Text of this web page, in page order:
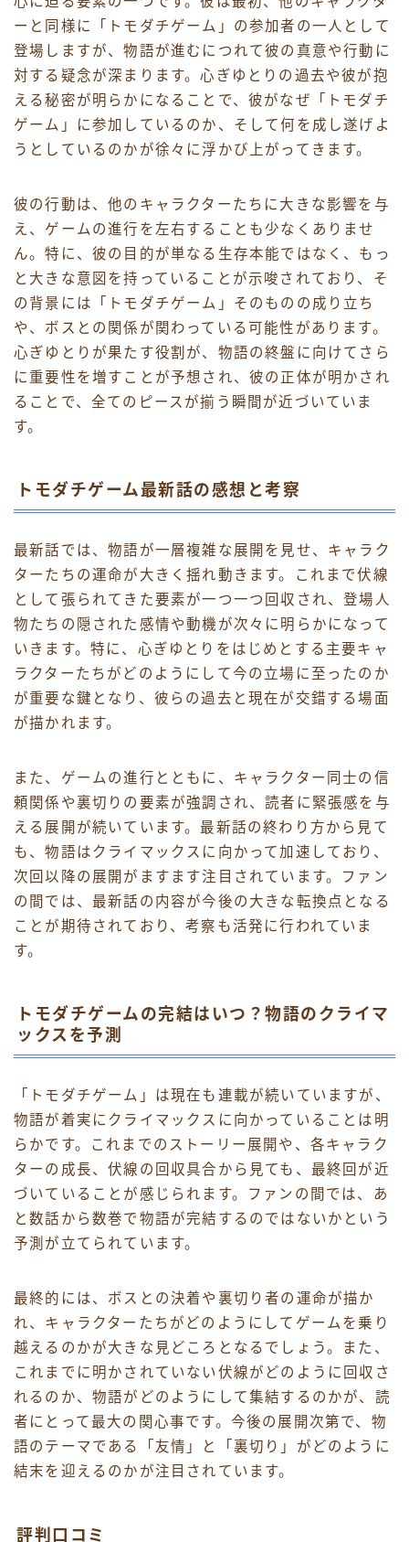
ーと同様に「トモダチゲーム」の参加者の一人として
登場しますが、物語が進むにつれて彼の真意や行動に
対する疑念が深まります。心ぎゆとりの過去や彼が抱
える秘密が明らかになることで、彼がなぜ「トモダチ
ゲーム」に参加しているのか、そして何を成し遂げよ
うとしているのかが徐々に浮かび上がってきます。
彼の行動は、他のキャラクターたちに大きな影響を与
え、ゲームの進行を左右することも少なくありませ
ん。特に、彼の目的が単なる生存本能ではなく、もっ
と大きな意図を持っていることが示唆されており、そ
の背景には「トモダチゲーム」そのものの成り立ち
や、ボスとの関係が関わっている可能性があります。
心ぎゆとりが果たす役割が、物語の終盤に向けてさら
に重要性を増すことが予想され、彼の正体が明かされ
ることで、全てのピースが揃う瞬間が近づいていま
す。
トモダチゲーム最新話の感想と考察
最新話では、物語が一層複雑な展開を見せ、キャラク
ターたちの運命が大きく揺れ動きます。これまで伏線
として張られてきた要素が一つ一つ回収され、登場人
物たちの隠された感情や動機が次々に明らかになって
いきます。特に、心ぎゆとりをはじめとする主要キャ
ラクターたちがどのようにして今の立場に至ったのか
が重要な鍵となり、彼らの過去と現在が交錯する場面
が描かれます。
また、ゲームの進行とともに、キャラクター同士の信
頼関係や裏切りの要素が強調され、読者に緊張感を与
える展開が続いています。最新話の終わり方から見て
も、物語はクライマックスに向かって加速しており、
次回以降の展開がますます注目されています。ファン
の間では、最新話の内容が今後の大きな転換点となる
ことが期待されており、考察も活発に行われていま
す。
トモダチゲームの完結はいつ？物語のクライマ
ックスを予測
「トモダチゲーム」は現在も連載が続いていますが、
物語が着実にクライマックスに向かっていることは明
らかです。これまでのストーリー展開や、各キャラク
ターの成長、伏線の回収具合から見ても、最終回が近
づいていることが感じられます。ファンの間では、あ
と数話から数巻で物語が完結するのではないかという
予測が立てられています。
最終的には、ボスとの決着や裏切り者の運命が描か
れ、キャラクターたちがどのようにしてゲームを乗り
越えるのかが大きな見どころとなるでしょう。また、
これまでに明かされていない伏線がどのように回収さ
れるのか、物語がどのようにして集結するのかが、読
者にとって最大の関心事です。今後の展開次第で、物
語のテーマである「友情」と「裏切り」がどのように
結末を迎えるのかが注目されています。
評判口コミ